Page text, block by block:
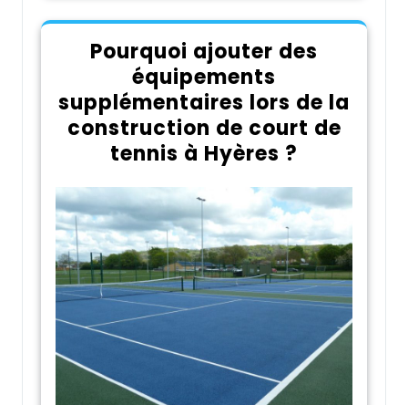
Pourquoi ajouter des
équipements
supplémentaires lors de la
construction de court de
tennis à Hyères ?